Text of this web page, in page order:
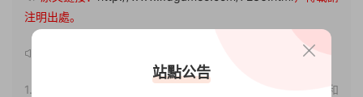
注明出處。
1.本站部分内容轉載自其它媒體，但并不代表本站贊同其觀點和
站點公告